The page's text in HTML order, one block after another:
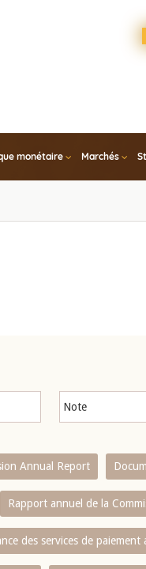
monétaire Marchés
Annual Report
Rapport annuel de la
des services de